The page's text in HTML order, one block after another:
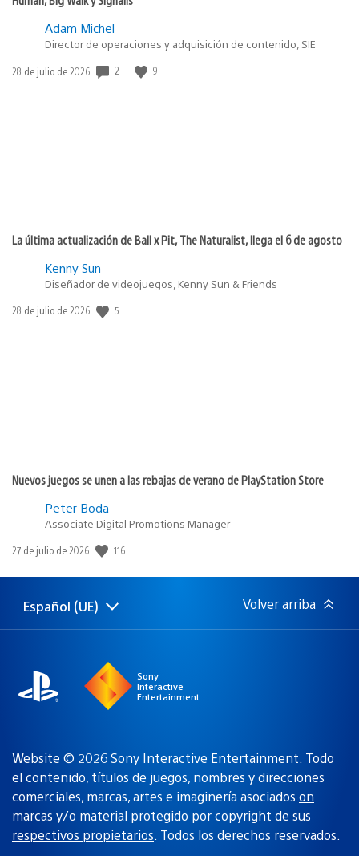
Adam Michel
Director de operaciones y adquisición de contenido, SIE
Fecha
28 de julio de 2026 2 9
La última actualización de Ball x Pit, The Naturalist, llega el 6 de agosto
Kenny Sun
Diseñador de videojuegos, Kenny Sun & Friends
Fecha
28 de julio de 2026 5
Nuevos juegos se unen a las rebajas de verano de PlayStation Store
Peter Boda
Associate Digital Promotions Manager
Fecha
publicación:
27 de julio de 2026 116
Selecciona
una
Región
actual:
Español (UE) Volver arriba
Sony
Interactive
Entertainment
Website © 2026 Sony Interactive Entertainment. Todo
el contenido, títulos de juegos, nombres y direcciones
comerciales, marcas, artes e imaginería asociados on
marcas y/o material protegido por copyright de sus
respectivos propietarios. Todos los derechos reservados.